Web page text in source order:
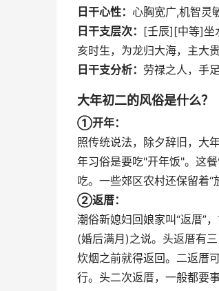
日干心性： 心胸宽广,机智灵
日干支层次：
[壬辰][中等]坐
亥时生，为龙归大海，主大
日干支分析： 劳禄之人，手
大年初二的风俗是什么？
①开年：
照传统说法，除夕辞旧，大
年习俗是要吃"开年饭"。这
吃。一些郊区农村还保留着“
②返厝：
潮俗新媳妇回娘家叫“返厝”
(婚后满月)之说。头返厝有
炊烟之前就得返回。二返厝
行。头二次返厝，一般都要